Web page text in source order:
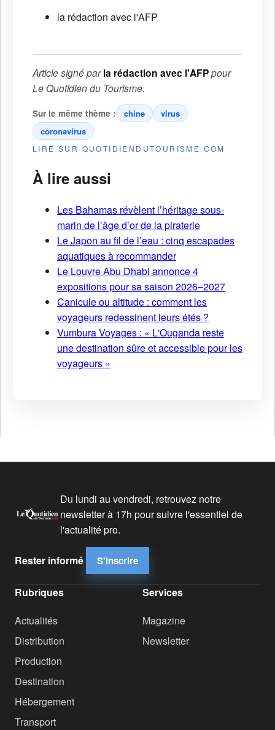
la rédaction avec l'AFP
Article signé parla rédaction avec l'AFPpour
Le Quotidien du Tourisme.
Sur le même thème : chine
virus
coronavirus
LIRE SUR QUOTIDIENDUTOURISME.COM
À lire aussi
Les Bahamas révèlent l’héritage sous-
marin de l’âge d’or de la piraterie
Le Japon au fil de l’eau : cinq escapades
aquatiques à recommander
Le Louvre Abu Dhabi annonce 4
expositions pour sa saison 2026–2027
Canicule ou altitude : comment les
voyageurs redessinent leurs étés ?
Vumbura Voyages : « L'Ouganda reste
une destination sûre et accessible pour les
voyageurs »
Du lundi au vendredi, retrouvez notre
newsletter à 17h pour suivre l'essentiel de
l'actualité pro.
Rester informé S'inscrire
Rubriques
Actualités
Distribution
Production
Destination
Hébergement
Transport
Services
Magazine
Newsletter